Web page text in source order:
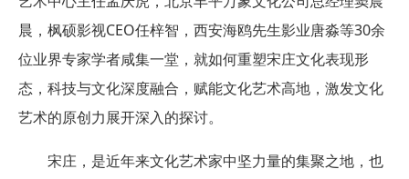
晨，枫硕影视CEO任梓智，西安海鸥先生影业唐淼等30余
位业界专家学者咸集一堂，就如何重塑宋庄文化表现形
态，科技与文化深度融合，赋能文化艺术高地，激发文化
艺术的原创力展开深入的探讨。
宋庄，是近年来文化艺术家中坚力量的集聚之地，也